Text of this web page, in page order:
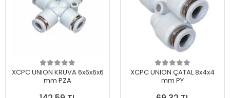
XCPC UNION KRUVA 6x6x6x6
mm PZA
XCPC UNION ÇATAL 8x4x4
mm PY